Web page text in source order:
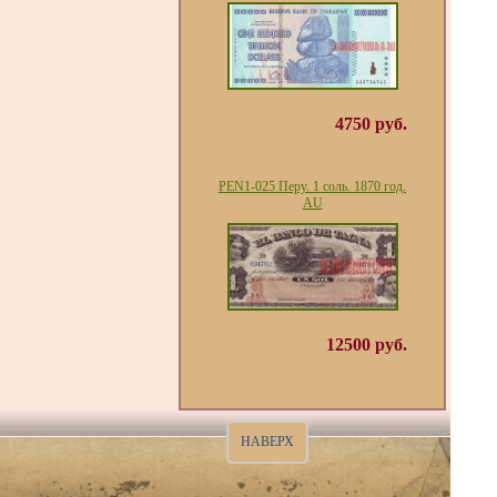
4750 руб.
PEN1-025 Перу. 1 соль. 1870 год.
AU
12500 руб.
НАВЕРХ